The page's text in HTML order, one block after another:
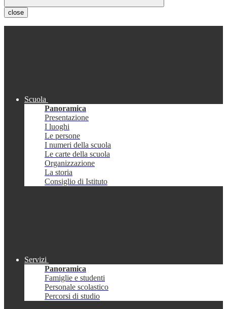
close
Scuola
Panoramica
Presentazione
I luoghi
Le persone
I numeri della scuola
Le carte della scuola
Organizzazione
La storia
Consiglio di Istituto
Servizi
Panoramica
Famiglie e studenti
Personale scolastico
Percorsi di studio